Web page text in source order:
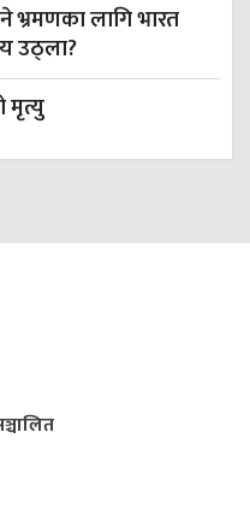
भ्रमणका लागि भारत
उठ्ला?
मृत्यु